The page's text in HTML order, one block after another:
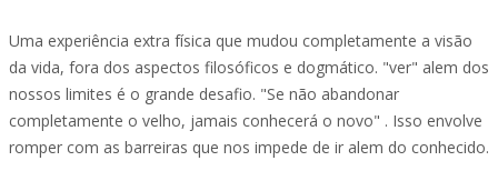
Uma experiência extra física que mudou completamente a visão
da vida, fora dos aspectos filosóficos e dogmático. "ver" alem dos
nossos limites é o grande desafio. "Se não abandonar
completamente o velho, jamais conhecerá o novo" . Isso envolve
romper com as barreiras que nos impede de ir alem do conhecido.